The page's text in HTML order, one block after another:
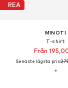
REA
MINOTI
T-shirt
Från
Senaste lägsta pris: